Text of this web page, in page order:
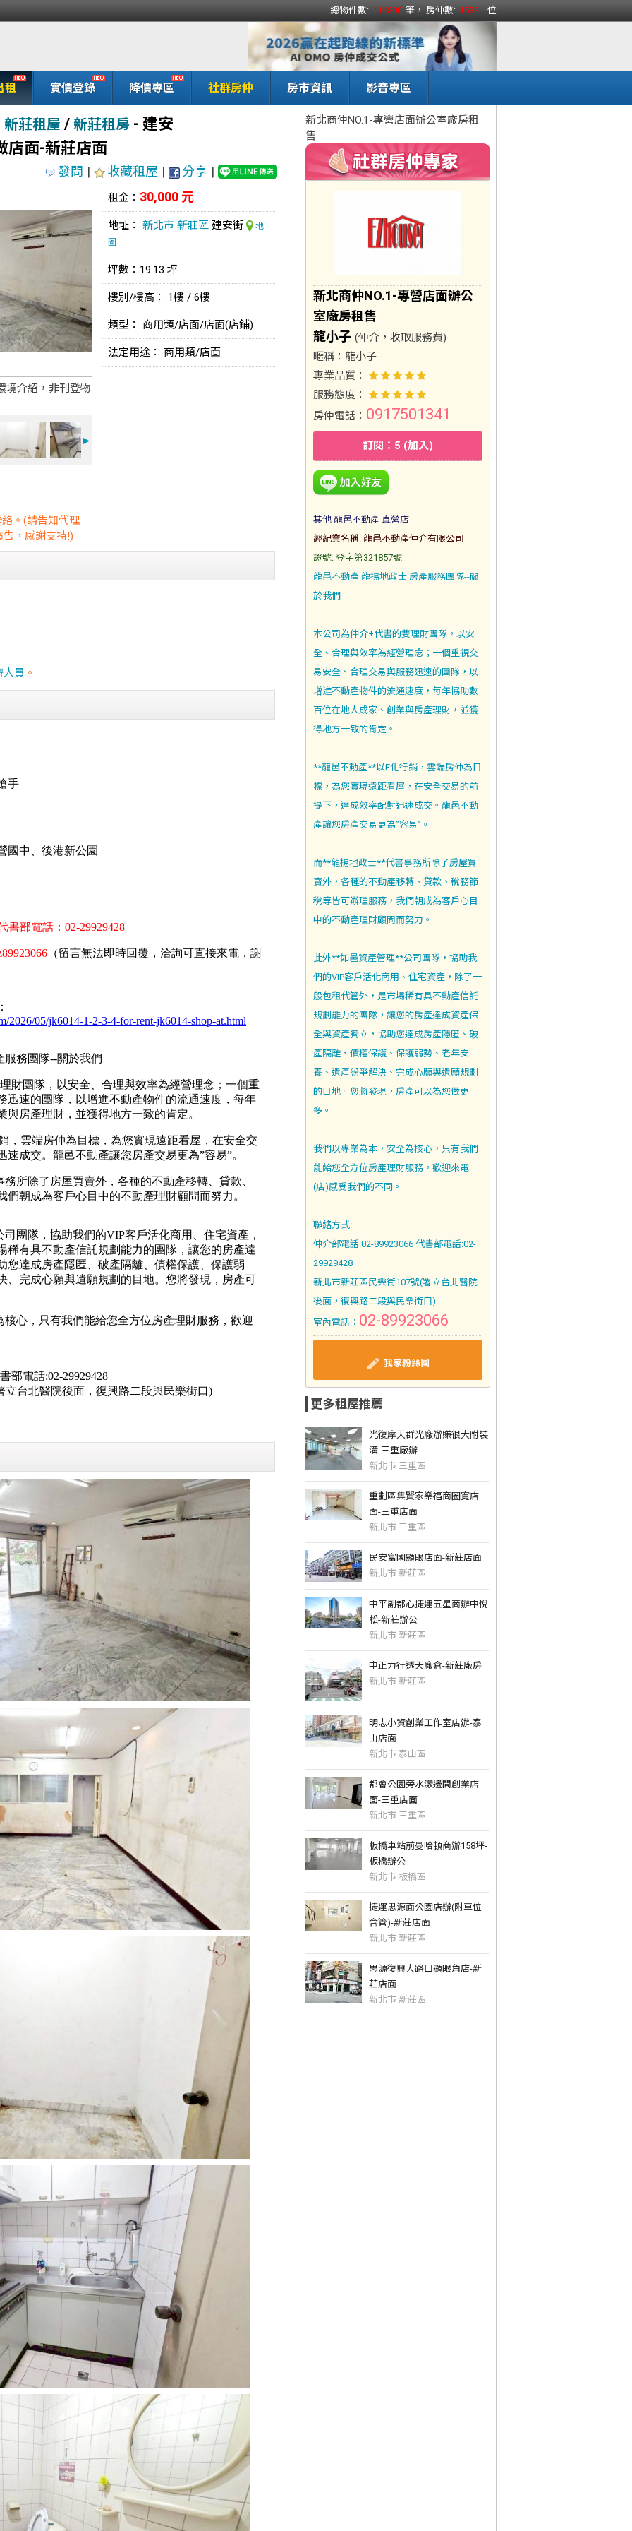
總物件數: 111800 筆， 房仲數: 15331 位
租 實價登錄 降價專區 社群房仲 房市資訊 影音專區
新莊租屋 / 新莊租房- 建安
店面-新莊店面
發問 | 收藏租屋 | 分享 |
境介紹，非刊登物
►
。(請告知代理
，感謝支持!)
租金： 30,000 元
地址： 新北市 新莊區 建安街
地
圖
坪數：19.13 坪
樓別/樓高： 1樓 / 6樓
類型： 商用類/店面/店面(店鋪)
法定用途： 商用類/店面
人員 。
新北商仲NO.1-專營店面辦公室廠房租
售
新北商仲NO.1-專營店面辦公
室廠房租售
龍小子 (仲介，收取服務費)
暱稱： 龍小子
專業品質：
服務態度：
房仲電話： 0917501341
訂閱：5 (加入)
其他 龍邑不動產 直營店
經紀業名稱: 龍邑不動產仲介有限公司
證號: 登字第321857號
龍邑不動產 龍揚地政士 房產服務團隊--關
於我們
本公司為仲介+代書的雙理財團隊，以安
全、合理與效率為經營理念；一個重視交
易安全、合理交易與服務迅速的團隊，以
增進不動產物件的流通速度，每年協助數
百位在地人成家、創業與房產理財，並獲
得地方一致的肯定。
**龍邑不動產**以E化行銷，雲端房仲為目
標，為您實現遠距看屋，在安全交易的前
提下，達成效率配對迅速成交。龍邑不動
產讓您房產交易更為”容易”。
而**龍揚地政士**代書事務所除了房屋買
賣外，各種的不動產移轉、貸款、稅務節
稅等皆可辦理服務，我們朝成為客戶心目
中的不動產理財顧問而努力。
此外**如邑資產管理**公司團隊，協助我
們的VIP客戶活化商用、住宅資產，除了一
般包租代管外，是市場稀有具不動產信託
規劃能力的團隊，讓您的房產達成資產保
全與資產獨立，協助您達成房產隱匿、破
產隔離、債權保護、保護弱勢、老年安
養、遺產紛爭解決、完成心願與遺願規劃
的目地。您將發現，房產可以為您做更
多。
我們以專業為本，安全為核心，只有我們
能給您全方位房產理財服務，歡迎來電
(店)感受我們的不同。
聯絡方式:
仲介部電話:02-89923066 代書部電話:02-
29929428
新北市新莊區民樂街107號(署立台北醫院
後面，復興路二段與民樂街口)
室內電話： 02-89923066
我家粉絲團
更多租屋推薦
光復摩天群光廠辦賺很大附裝
潢-三重廠辦
新北市 三重區
重劃區集賢家樂福商圈寬店
面-三重店面
新北市 三重區
民安富國顯眼店面-新莊店面
新北市 新莊區
中平副都心捷運五星商辦中悅
松-新莊辦公
新北市 新莊區
中正力行透天廠倉-新莊廠房
新北市 新莊區
明志小資創業工作室店辦-泰
山店面
新北市 泰山區
都會公園旁水漾邊間創業店
面-三重店面
新北市 三重區
板橋車站前曼哈頓商辦158坪-
板橋辦公
新北市 板橋區
捷運思源面公園店辦(附車位
含管)-新莊店面
新北市 新莊區
思源復興大路口顯眼角店-新
莊店面
新北市 新莊區